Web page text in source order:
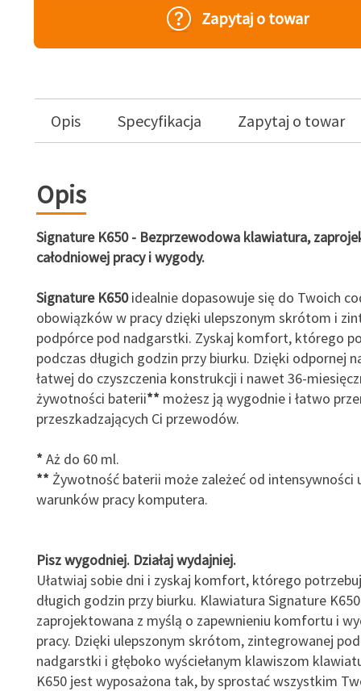
Zapytaj o towar
Opis Specyfikacja Zapytaj o towar
Opis
Signature K650 - Bezprzewodowa klawiatura,
całodniowej pracy i wygody.
Signature K650idealnie dopasowuje się do Twoich
obowiązków w pracy dzięki ulepszonym skrótom i
podpórce pod nadgarstki. Zyskaj komfort, którego
podczas długich godzin przy biurku. Dzięki odpornej
łatwej do czyszczenia konstrukcji i nawet 36-
żywotności baterii** możesz ją wygodnie i łatwo
przeszkadzających Ci przewodów.
* Aż do 60 ml.
** Żywotność baterii może zależeć od intensywności
warunków pracy komputera.
Pisz wygodniej. Działaj wydajniej.
Ułatwiaj sobie dni i zyskaj komfort, którego
długich godzin przy biurku. Klawiatura Signature
zaprojektowana z myślą o zapewnieniu komfortu i
pracy. Dzięki ulepszonym skrótom, zintegrowanej
nadgarstki i głęboko wyściełanym klawiszom
K650 jest wyposażona tak, by sprostać wszystkim